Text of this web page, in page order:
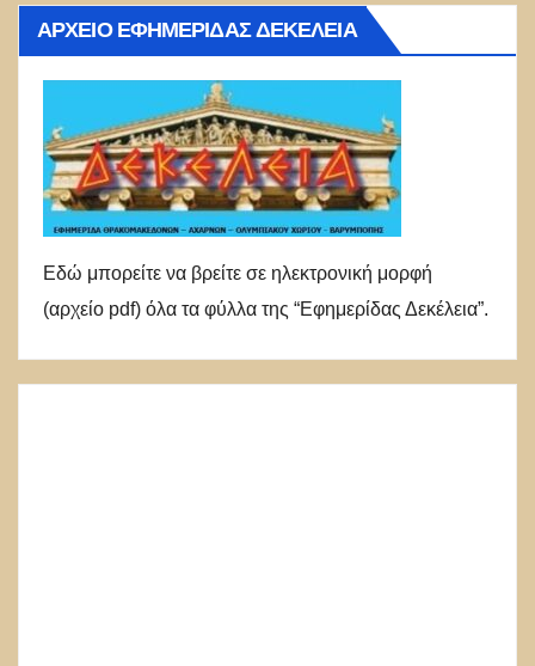
ΑΡΧΕΊΟ ΕΦΗΜΕΡΊΔΑΣ ΔΕΚΈΛΕΙΑ
Εδώ μπορείτε να βρείτε σε ηλεκτρονική μορφή
(αρχείο pdf) όλα τα φύλλα της “Εφημερίδας Δεκέλεια”.